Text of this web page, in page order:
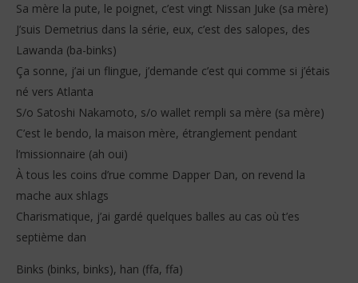
18
janvier
2026
Stone
Sa mère la pute, le poignet, c’est vingt Nissan Juke (sa mère)
J’suis Demetrius dans la série, eux, c’est des salopes, des
Lawanda (ba-binks)
Ça sonne, j’ai un flingue, j’demande c’est qui comme si j’étais
né vers Atlanta
S/o Satoshi Nakamoto, s/o wallet rempli sa mère (sa mère)
C’est le bendo, la maison mère, étranglement pendant
l’missionnaire (ah oui)
À tous les coins d’rue comme Dapper Dan, on revend la
mache aux shlags
Charismatique, j’ai gardé quelques balles au cas où t’es
septième dan
Binks (binks, binks), han (ffa, ffa)